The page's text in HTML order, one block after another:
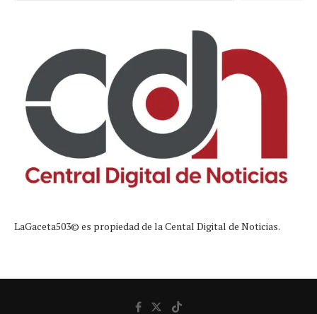
LaGaceta503© es propiedad de la Cental Digital de Noticias.